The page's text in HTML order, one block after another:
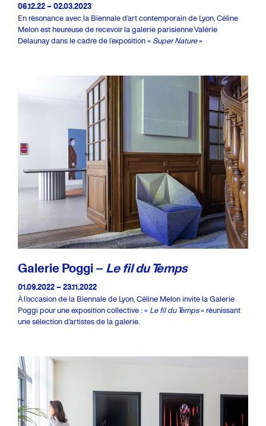
06.12.22 – 02.03.2023
En résonance avec la Biennale d’art contemporain de Lyon, Céline
Melon est heureuse de recevoir la galerie parisienne Valérie
Delaunay dans le cadre de l’exposition « Super Nature»
Galerie Poggi – Le fil du Temps
01.09.2022 – 23.11.2022
À l’occasion de la Biennale de Lyon, Céline Melon invite la Galerie
Poggi pour une exposition collective : « Le fil du Temps» réunissant
une sélection d’artistes de la galerie.